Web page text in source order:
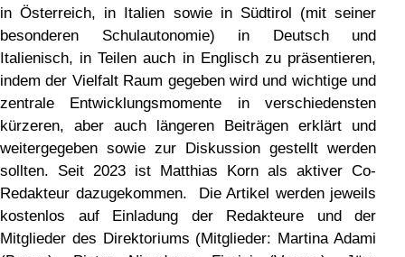
in Österreich, in Italien sowie in Südtirol (mit seiner
besonderen Schulautonomie) in Deutsch und
Italienisch, in Teilen auch in Englisch zu präsentieren,
indem der Vielfalt Raum gegeben wird und wichtige und
zentrale Entwicklungsmomente in verschiedensten
kürzeren, aber auch längeren Beiträgen erklärt und
weitergegeben sowie zur Diskussion gestellt werden
sollten. Seit 2023 ist Matthias Korn als aktiver Co-
Redakteur dazugekommen. Die Artikel werden jeweils
kostenlos auf Einladung der Redakteure und der
Mitglieder des Direktoriums (Mitglieder: Martina Adami